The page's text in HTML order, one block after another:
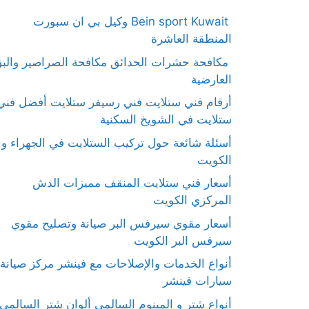
Bein sport Kuwait وكيل بي ان سبورت
المنطقة العاشرة
مكافحة حشرات الحدائق مكافحة الصراصير
العارضية
أرقام فني ستلايت فني رسيفر ستلايت أفضل
ستلايت في الشويخ السكنية
أسئلة شائعة حول تركيب الستلايت في الجهراء و
الكويت
أسعار فني ستلايت المنقف مميزات الدش
المركزي الكويت
أسعار مقوي سيرفس البر صيانة وتصليح مقوي
سيرفس البر الكويت
أنواع الخدمات والإصلاحات مع فينشر مركز صيانة
سيارات فينشر
أنواع شتر و المينوم السالمي ألوان شتر السالمي